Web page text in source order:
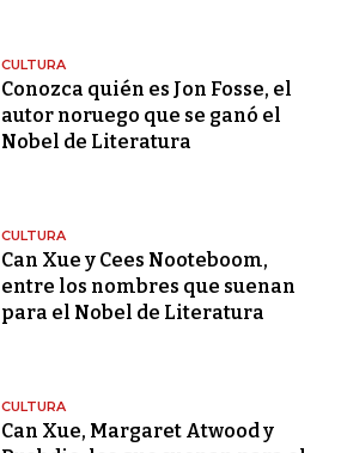
CULTURA
Conozca quién es Jon Fosse, el
autor noruego que se ganó el
Nobel de Literatura
CULTURA
Can Xue y Cees Nooteboom,
entre los nombres que suenan
para el Nobel de Literatura
CULTURA
Can Xue, Margaret Atwood y